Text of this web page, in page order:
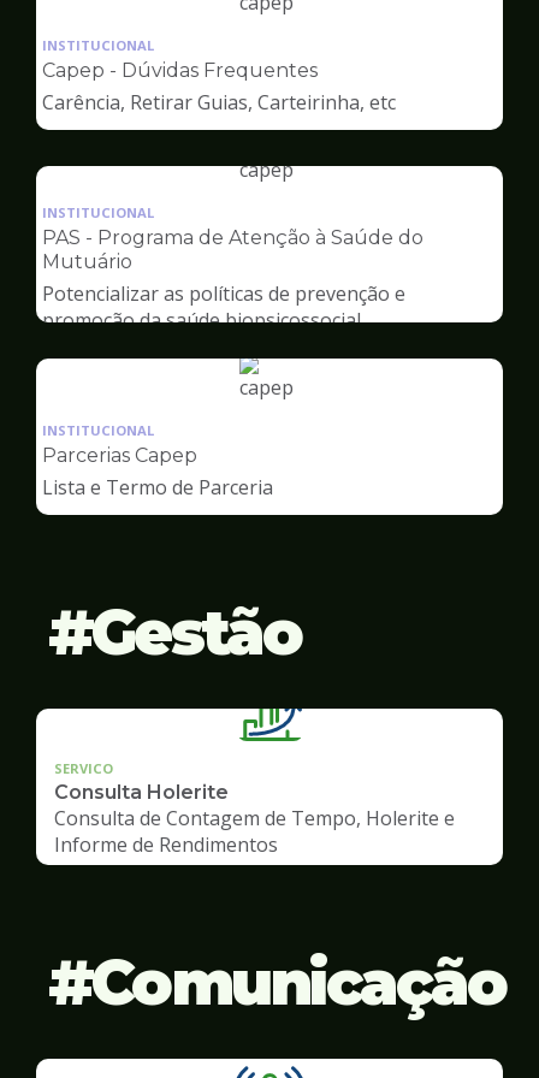
Ilustração
pagina
de
Capep
INSTITUCIONAL
Capep - Dúvidas Frequentes
Carência, Retirar Guias, Carteirinha, etc
Ilustração
pagina
Capep
INSTITUCIONAL
PAS - Programa de Atenção à Saúde do
Mutuário
Potencializar as políticas de prevenção e
promoção da saúde biopsicossocial
Ilustração
Capep
INSTITUCIONAL
Parcerias Capep
Lista e Termo de Parceria
Gestão
SERVICO
Consulta Holerite
Consulta de Contagem de Tempo, Holerite e
Informe de Rendimentos
Comunicação